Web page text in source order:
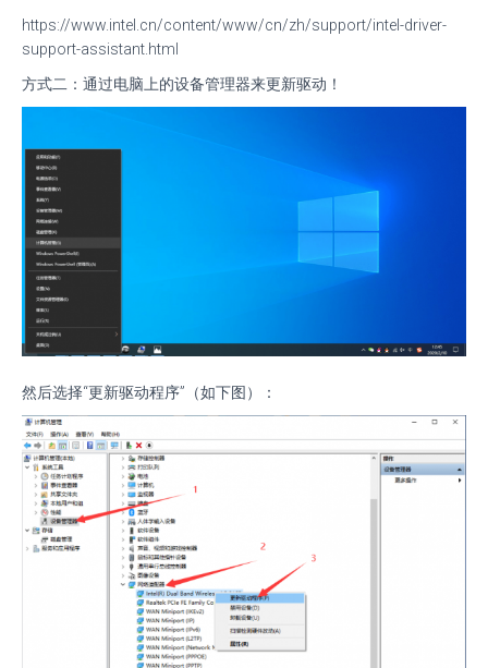
https://www.intel.cn/content/www/cn/zh/support/intel-driver-
support-assistant.html
方式二：通过电脑上的设备管理器来更新驱动！
然后选择“更新驱动程序”（如下图）：